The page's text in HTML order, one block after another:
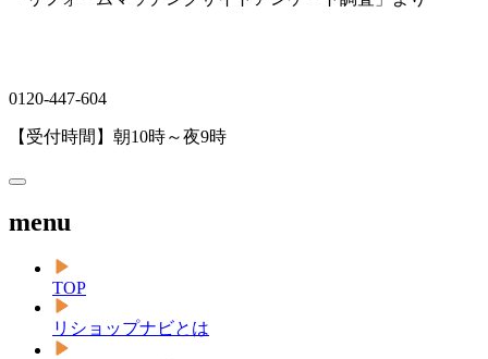
0120-447-604
【受付時間】朝10時～夜9時
menu
TOP
リショップナビとは